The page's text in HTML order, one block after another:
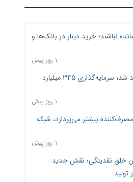
نباشند؛ خرید دینار در بانک‌ها و
۱ روز پیش
جنگ کریدورها وارد فاز جدید شد؛ سرمایه‌گذاری ۳۴۵ میلیارد
۱ روز پیش
بیشتر می‌پردازد، شبکه
۱ روز پیش
خلق نقدینگی؛ نقش جدید